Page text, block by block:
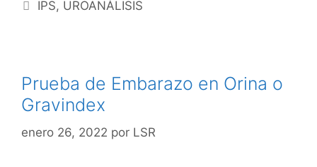
IPS, UROANÁLISIS
Prueba de Embarazo en Orina o
Gravindex
enero 26, 2022 por LSR